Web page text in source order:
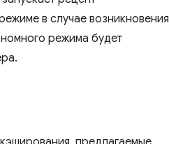
в случае возникновения
режима будет